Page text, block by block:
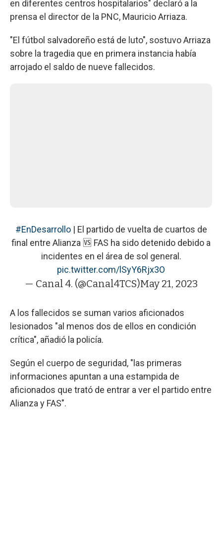
en diferentes centros hospitalarios" declaró a la
prensa el director de la PNC, Mauricio Arriaza.
"El fútbol salvadoreño está de luto", sostuvo Arriaza
sobre la tragedia que en primera instancia había
arrojado el saldo de nueve fallecidos.
#EnDesarrollo| El partido de vuelta de cuartos de
final entre Alianza 🆚 FAS ha sido detenido debido a
incidentes en el área de sol general.
pic.twitter.com/lSyY6Rjx3O
— Canal 4. (@Canal4TCS)May 21, 2023
A los fallecidos se suman varios aficionados
lesionados "al menos dos de ellos en condición
crítica", añadió la policía.
Según el cuerpo de seguridad, "las primeras
informaciones apuntan a una estampida de
aficionados que trató de entrar a ver el partido entre
Alianza y FAS".